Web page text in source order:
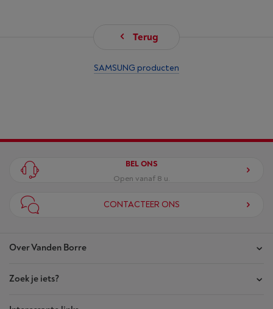
Terug
SAMSUNG producten
Over Vanden Borre
Onze winkels
Akte van Vertrouwen
Zoek je iets?
BEL ONS
Open vanaf 8 u.
CONTACTEER ONS